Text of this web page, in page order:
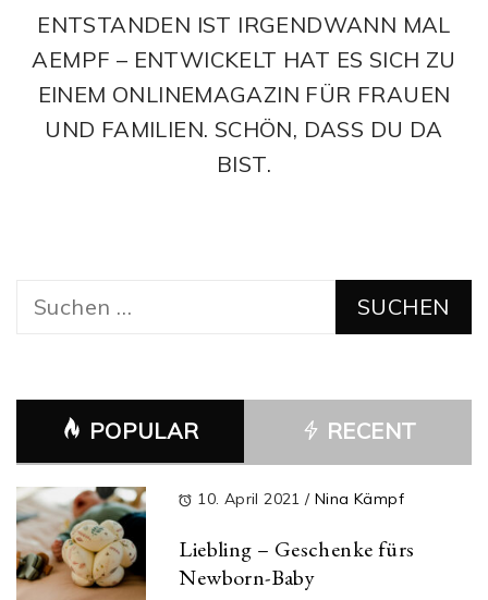
ENTSTANDEN IST IRGENDWANN MAL
AEMPF – ENTWICKELT HAT ES SICH ZU
EINEM ONLINEMAGAZIN FÜR FRAUEN
UND FAMILIEN. SCHÖN, DASS DU DA
BIST.
Suchen
POPULAR RECENT
10. April 2021/ Nina Kämpf
Liebling – Geschenke fürs
Newborn-Baby